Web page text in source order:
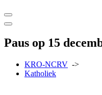
Paus op 15
KRO-NCRV ->
Katholiek